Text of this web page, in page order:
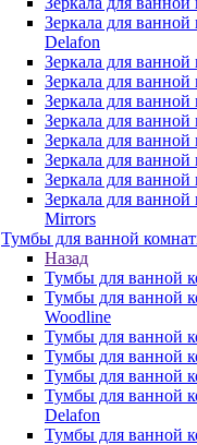
Зеркала для
Delafon
Зеркала для
Зеркала для
Зеркала для
Зеркала для
Зеркала для ванной
Зеркала для
Зеркала для
Зеркала для
Mirrors
Тумбы для ванной
Назад
Тумбы для ванной
Тумбы для ванной
Woodline
Тумбы для ванной
Тумбы для ванной
Тумбы для ванной
Тумбы для ванной
Delafon
Тумбы для ванной